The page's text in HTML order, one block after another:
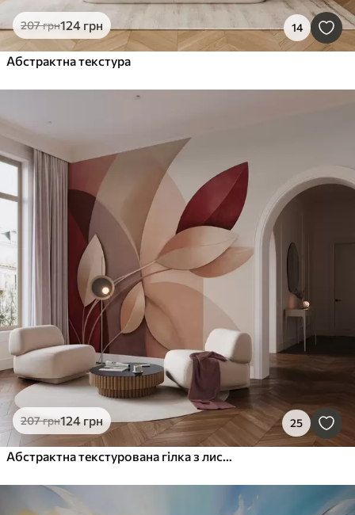
207грн124 грн 14
Абстрактна текстура
207грн124 грн 25
Абстрактна текстурована гілка з листям у відтінках коричневого, бежевого та червоного на тлі абстрактних форм